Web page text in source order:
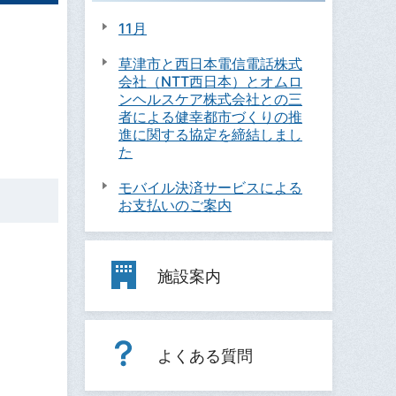
11月
草津市と西日本電信電話株式
会社（NTT西日本）とオムロ
ンヘルスケア株式会社との三
者による健幸都市づくりの推
進に関する協定を締結しまし
た
モバイル決済サービスによる
お支払いのご案内
施設案内
よくある質問